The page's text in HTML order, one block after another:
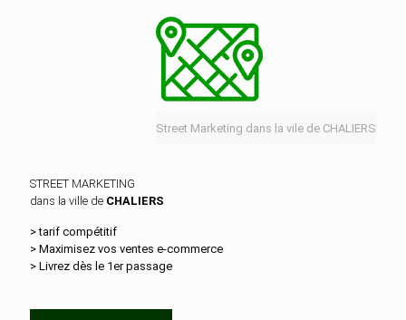
Street Marketing dans la vile de CHALIERS
STREET MARKETING
dans la ville de CHALIERS
> tarif compétitif
> Maximisez vos ventes e‑commerce
> Livrez dès le 1er passage